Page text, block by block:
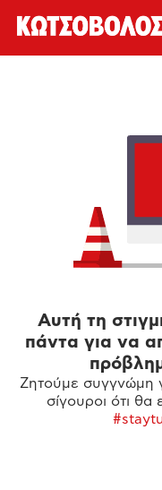
Αυτή τη
πάντα για να
Ζητούμε συγγνώμη
σίγουροι ότι